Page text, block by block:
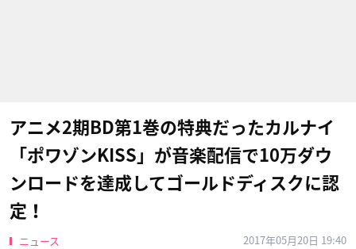
アニメ2期BD第1巻の特典だったカルナイ
「ポワゾンKISS」が音楽配信で10万ダウ
ンロードを達成してゴールドディスクに認
定！
ニュース
2017年05月20日 19:40